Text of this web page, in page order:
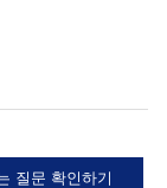
질문 확인하기